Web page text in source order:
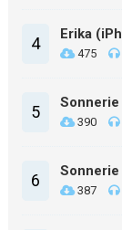
4 Erika
475
5 Sonnerie
390
6 Sonnerie
387